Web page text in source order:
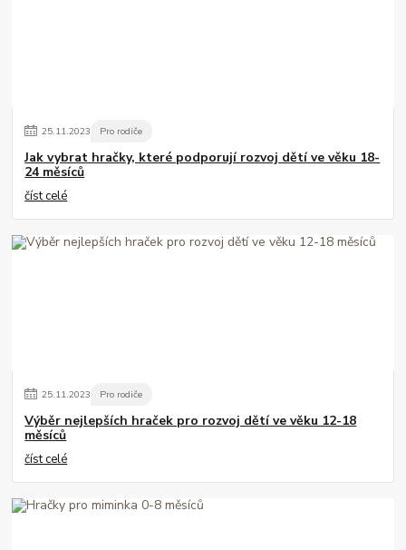
25.11.2023 Pro rodiče
Jak vybrat hračky, které podporují rozvoj dětí ve věku 18-
24 měsíců
číst celé
25.11.2023 Pro rodiče
Výběr nejlepších hraček pro rozvoj dětí ve věku 12-18
měsíců
číst celé